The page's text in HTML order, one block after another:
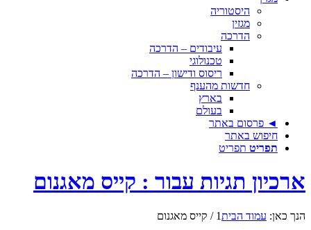
היסטוריה
מגזין
הדרכה
עיבודים – הדרכה
טכנולוגי
ריסוס ודישון – הדרכה
חדשות מהענף
בארץ
בעולם
◄ פרסום באתר
חיפוש באתר
תפריט תפריט
ארכיון תגיות עבור : קייס מאגנום
הנך כאן: עמוד הבית1
/ קייס מאגנום